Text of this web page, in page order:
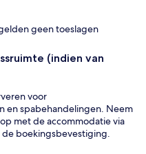
geen toeslagen
(indien van
voor
en spabehandelingen. Neem
met de accommodatie via
boekingsbevestiging.